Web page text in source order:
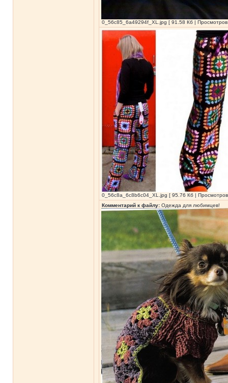
0_56c85_6a49294f_XL.jpg [ 91.58 Кб |
0_56c8a_6c8b6c04_XL.jpg [ 95.76 Кб |
Комментарий к файлу: Одежда для любимцев!